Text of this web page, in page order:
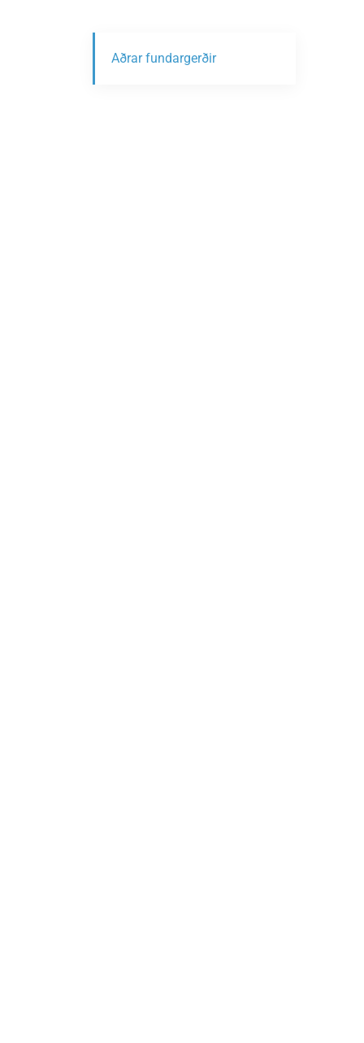
Aðrar fundargerðir